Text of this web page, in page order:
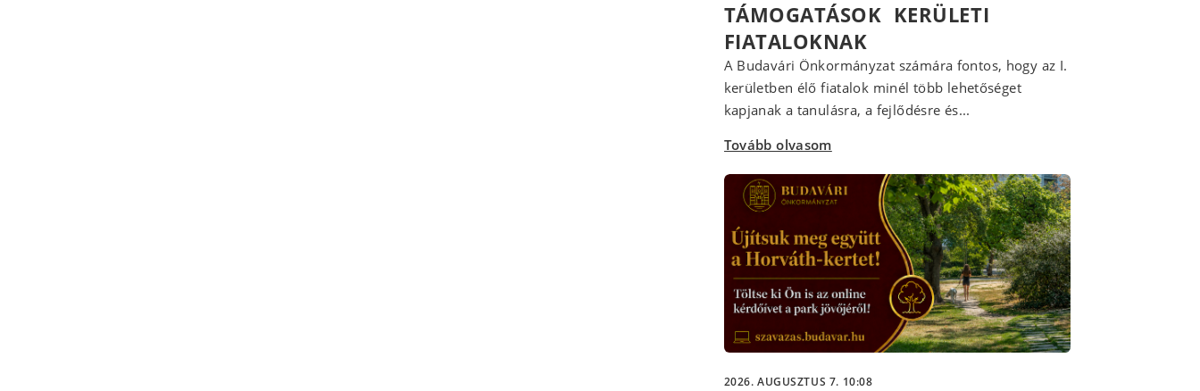
TÁMOGATÁSOK KERÜLETI
FIATALOKNAK
A Budavári Önkormányzat számára fontos, hogy az I.
kerületben élő fiatalok minél több lehetőséget
kapjanak a tanulásra, a fejlődésre és...
Tovább olvasom
2026. AUGUSZTUS 7. 10:08